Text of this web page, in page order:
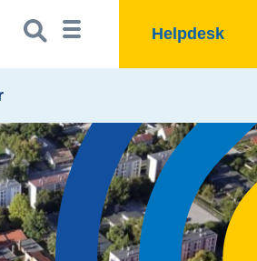
Zoeken
naar:
Zoekbutton
Helpdesk